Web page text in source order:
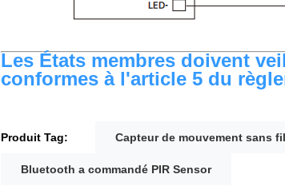
Les États membres doivent
conformes à l'article 5 du
Produit Tag: Capteur de mouvement sans fil
Bluetooth a commandé PIR Sensor